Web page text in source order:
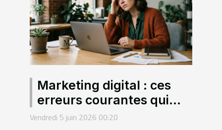
Marketing digital : ces
erreurs courantes qui
sabotent vos campagnes
Vendredi 5 juin 2026 00:20